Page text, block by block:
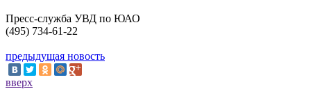
Пресс-служба УВД по ЮАО
(495) 734-61-22
предыдущая новость
вверх